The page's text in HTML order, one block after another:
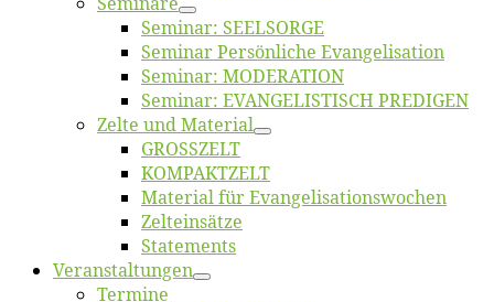
Se­mi­nar: SEELSORGE
Se­mi­nar Per­sön­li­che Evangelisation
Se­mi­nar: MODERATION
Se­mi­nar: EVANGELISTISCH PREDIGEN
Zel­te und Material
GROSSZELT
KOMPAKTZELT
Ma­te­ri­al für Evangelisationswochen
Zelt­ein­sät­ze
State­ments
Ver­an­stal­tun­gen
Ter­mi­ne